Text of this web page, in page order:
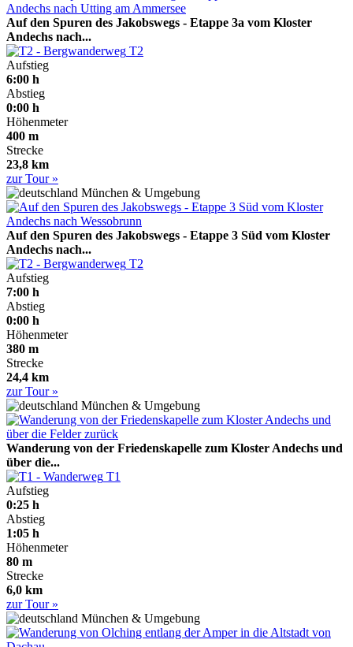
Auf den Spuren des Jakobswegs - Etappe 3a vom Kloster
Andechs nach...
T2
Aufstieg
6:00 h
Abstieg
0:00 h
Höhenmeter
400 m
Strecke
23,8 km
zur Tour »
München & Umgebung
Auf den Spuren des Jakobswegs - Etappe 3 Süd vom Kloster
Andechs nach...
T2
Aufstieg
7:00 h
Abstieg
0:00 h
Höhenmeter
380 m
Strecke
24,4 km
zur Tour »
München & Umgebung
Wanderung von der Friedenskapelle zum Kloster Andechs und
über die...
T1
Aufstieg
0:25 h
Abstieg
1:05 h
Höhenmeter
80 m
Strecke
6,0 km
zur Tour »
München & Umgebung